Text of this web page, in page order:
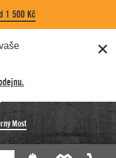
1 500 Kč
Most